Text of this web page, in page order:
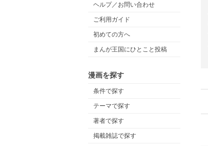
ヘルプ／お問い合わせ
ご利用ガイド
初めての方へ
まんが王国にひとこと投稿
漫画を探す
条件で探す
テーマで探す
著者で探す
掲載雑誌で探す